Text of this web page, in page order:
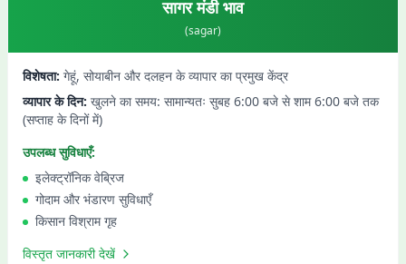
सागरमंडी भाव
(sagar)
विशेषता: गेहूं, सोयाबीन और दलहन के व्यापार का प्रमुख केंद्र
व्यापार के दिन: खुलने का समय: सामान्यतः सुबह 6:00 बजे से शाम 6:00 बजे तक
(सप्ताह के दिनों में)
उपलब्ध सुविधाएँ:
इलेक्ट्रॉनिक वेब्रिज
गोदाम और भंडारण सुविधाएँ
किसान विश्राम गृह
विस्तृत जानकारी देखें